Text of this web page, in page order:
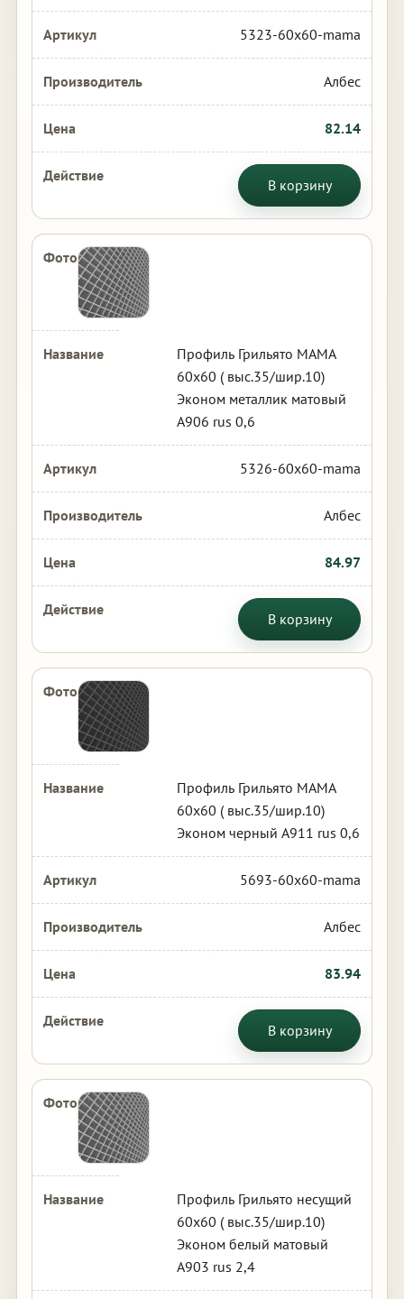
5323-60x60-mama
Албес
82.14
В корзину
Профиль Грильято МАМА
60х60 ( выс.35/шир.10)
Эконом металлик матовый
А906 rus 0,6
5326-60x60-mama
Албес
84.97
В корзину
Профиль Грильято МАМА
60х60 ( выс.35/шир.10)
Эконом черный А911 rus 0,6
5693-60x60-mama
Албес
83.94
В корзину
Профиль Грильято несущий
60х60 ( выс.35/шир.10)
Эконом белый матовый
А903 rus 2,4